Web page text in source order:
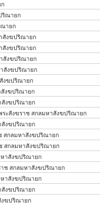
ริณายก
ณายก
สังฆปริณายก
สังฆปริณายก
สังฆปริณายก
สังฆปริณายก
งฆปริณายก
สังฆปริณายก
สังฆปริณายก
ะสังฆราช สกลมหาสังฆปริณายก
สังฆปริณายก
สกลมหาสังฆปริณายก
สกลมหาสังฆปริณายก
หาสังฆปริณายก
ช สกลมหาสังฆปริณายก
หาสังฆปริณายก
สังฆปริณายก
งฆปริณายก